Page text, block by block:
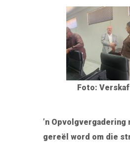
Foto: Verskaf
’n
gereël word om die